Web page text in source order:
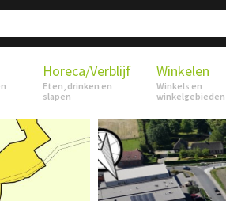
Horeca/Verblijf
Eten, drinken en
slapen
Winkelen
Winkels en
winkelgebieden